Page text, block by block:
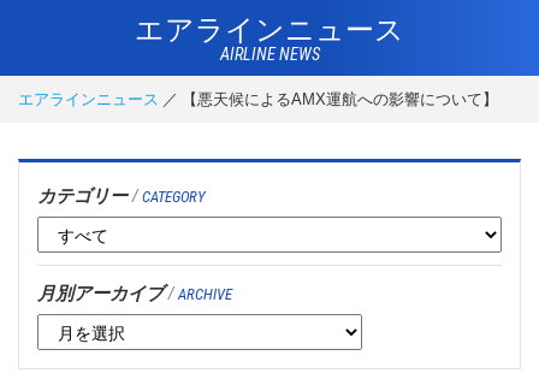
エアラインニュース
AIRLINE NEWS
エアラインニュース 【悪天候によるAMX運航への影響について】
カテゴリー/ CATEGORY
月別アーカイブ/ ARCHIVE